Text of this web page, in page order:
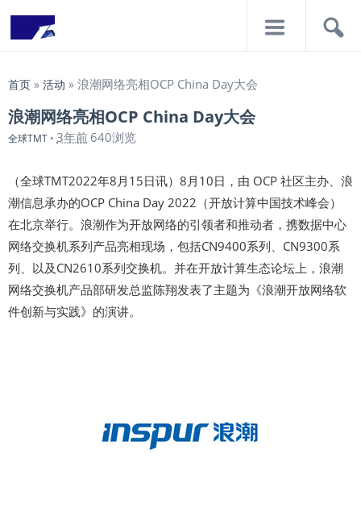
首页 » 活动 » 浪潮网络亮相OCP China Day大会
浪潮网络亮相OCP China Day大会
全球TMT • 3年前 640浏览
（全球TMT2022年8月15日讯）8月10日，由 OCP 社区主办、浪
潮信息承办的OCP China Day 2022（开放计算中国技术峰会）
在北京举行。浪潮作为开放网络的引领者和推动者，携数据中心
网络交换机系列产品亮相现场，包括CN9400系列、CN9300系
列、以及CN2610系列交换机。并在开放计算生态论坛上，浪潮
网络交换机产品部研发总监陈翔发表了主题为《浪潮开放网络软
件创新与实践》的演讲。